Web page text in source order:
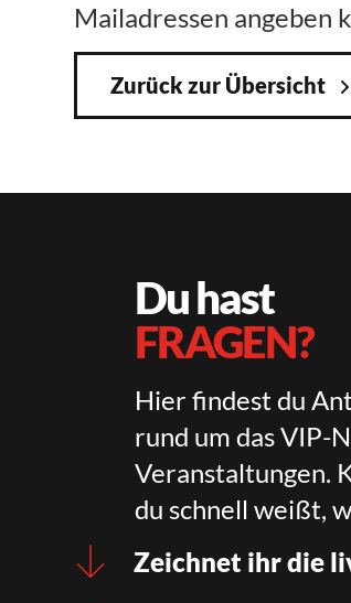
Mailadressen angeben
Zurück zur Übersicht
Du hast
FRAGEN?
Hier findest du
rund um das VIP-
Veranstaltungen.
du schnell weißt,
Zeichnet ihr die